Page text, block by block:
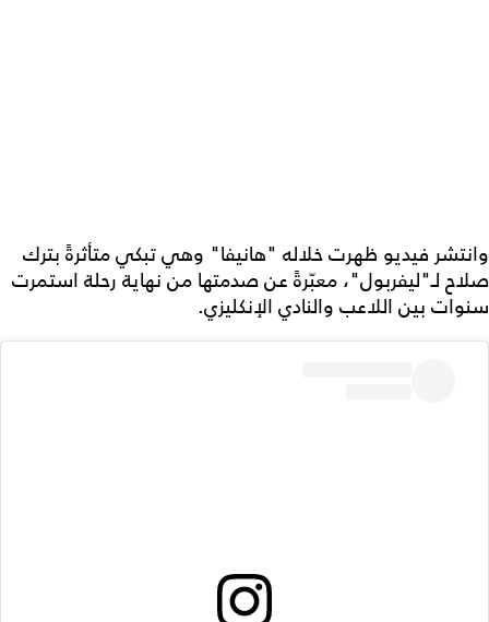
وانتشر فيديو ظهرت خلاله "هانيفا" وهي تبكي متأثرةً بترك
صلاح لـ"ليفربول"، معبّرةً عن صدمتها من نهاية رحلة استمرت
سنوات بين اللاعب والنادي الإنكليزي.